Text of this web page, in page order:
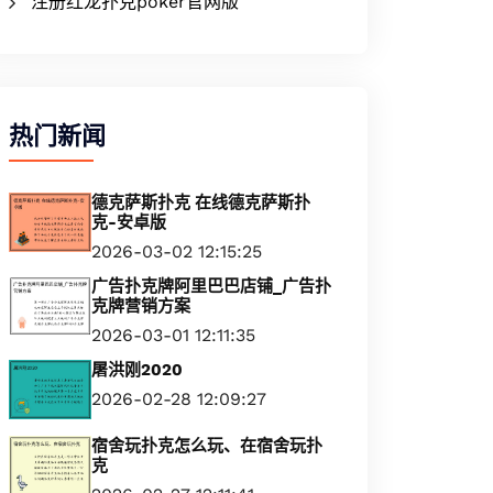
热门新闻
德克萨斯扑克 在线德克萨斯扑
克-安卓版
2026-03-02 12:15:25
广告扑克牌阿里巴巴店铺_广告扑
克牌营销方案
2026-03-01 12:11:35
屠洪刚2020
2026-02-28 12:09:27
宿舍玩扑克怎么玩、在宿舍玩扑
克